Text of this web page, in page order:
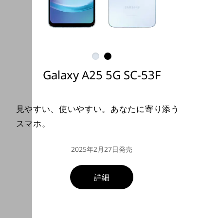
Galaxy A25 5G SC-53F
見やすい、使いやすい。あなたに寄り添う
スマホ。
2025年2月27日発売
詳細